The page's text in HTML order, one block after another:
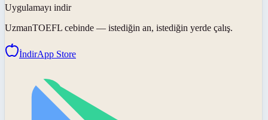
Uygulamayı indir
UzmanTOEFL cebinde — istediğin an, istediğin yerde çalış.
İndirApp Store